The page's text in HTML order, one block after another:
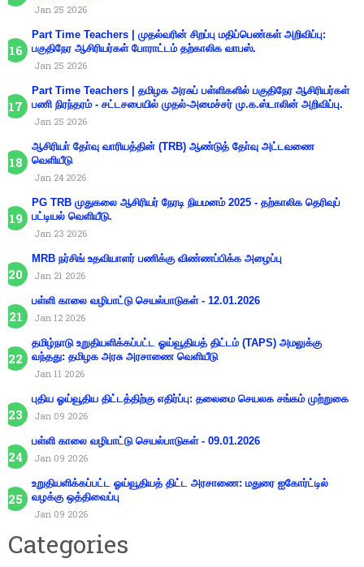
Jan 25 2026
Part Time Teachers | முதல்வரின் சிறப்பு மதிப்பெண்கள் அறிவிப்பு:
பகுதிநேர ஆசிரியர்கள் போராட்டம் தற்காலிக வாபஸ்.
Jan 25 2026
Part Time Teachers | தமிழக அரசுப் பள்ளிகளில் பகுதிநேர ஆசிரியர்கள்
பணி நிரந்தரம் - சட்டசபையில் முதல்-அமைச்சர் மு.க.ஸ்டாலின் அறிவிப்பு.
Jan 25 2026
ஆசிரியா் தோ்வு வாரியத்தின் (TRB) ஆண்டுத் தோ்வு அட்டவணை
வெளியீடு
Jan 24 2026
PG TRB முதுகலை ஆசிரியர் நேரடி நியமனம் 2025 - தற்காலிக தெரிவுப்
பட்டியல் வெளியீடு.
Jan 23 2026
MRB நர்சிங் உதவியாளர் பணிக்கு விண்ணப்பிக்க அழைப்பு
Jan 21 2026
பள்ளி காலை வழிபாட்டு செயல்பாடுகள் - 12.01.2026
Jan 12 2026
தமிழ்நாடு உறுதியளிக்கப்பட்ட ஓய்வூதியத் திட்டம் (TAPS) அமலுக்கு
வந்தது: தமிழக அரசு அரசாணை வெளியீடு
Jan 11 2026
புதிய ஓய்வூதிய திட்டத்திற்கு எதிர்ப்பு: தலைமை செயலக சங்கம் முற்றுகை
Jan 09 2026
பள்ளி காலை வழிபாட்டு செயல்பாடுகள் - 09.01.2026
Jan 09 2026
உறுதியளிக்கப்பட்ட ஓய்வூதியத் திட்ட அரசாணை: மதுரை ஐகோர்ட்டில்
வழக்கு ஒத்திவைப்பு
Jan 09 2026
Categories